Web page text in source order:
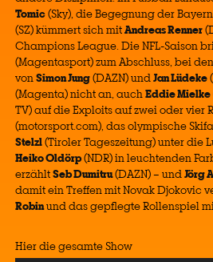
Tomic(Sky), die Begegnung der
(SZ) kümmert sich mitAndreas Renner
Champions League. Die NFL-Saison
(Magentasport) zum Abschluss, bei
vonSimon Jung(DAZN) undJan Lüdeke
(Magenta) nicht an, auchEddie Mielke
TV) auf die Exploits auf zwei oder vier
(motorsport.com), das olympische
Stelzl(Tiroler Tageszeitung) unter die
Heiko Oldörp(NDR) in leuchtenden
erzähltSeb Dumitru(DAZN) – undJörg
damit ein Treffen mit Novak Djokovic
Robinund das gepflegte Rollenspiel
Hier die gesamte Show